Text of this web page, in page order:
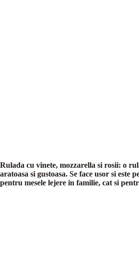
Rulada cu vinete, mozzarella si rosii: o
aratoasa si gustoasa. Se face usor si este
pentru mesele lejere in familie, cat si